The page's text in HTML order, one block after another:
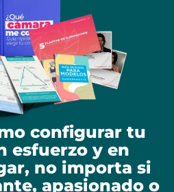
configurar tu
esfuerzo y en
no importa si
apasionado o